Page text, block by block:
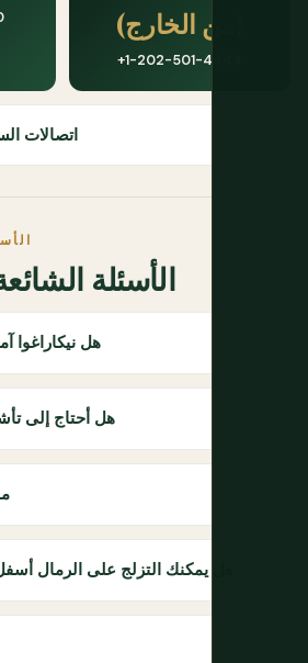
(من الخارج)
+1-202-501-4444
اتصالات
الأسئلة
هل نيكاراغوا
هل أحتاج إلى
هل يمكنك التزلج على الرمال